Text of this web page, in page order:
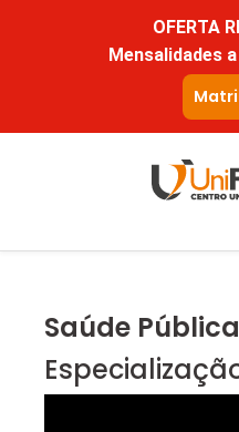
OFERTA
Mensalidades
Saúde